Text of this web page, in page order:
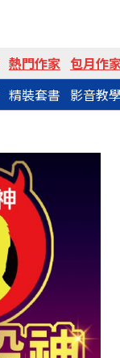
熱門作家 包月作
精裝套書 影音教